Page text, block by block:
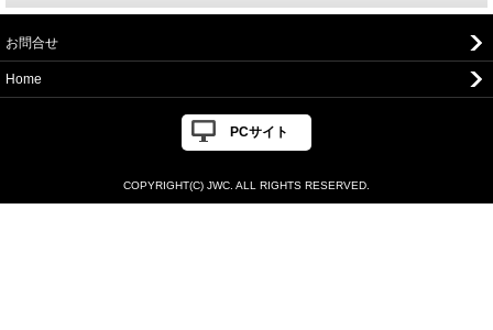
お問合せ
Home
PCサイト
COPYRIGHT(C) JWC. ALL RIGHTS RESERVED.